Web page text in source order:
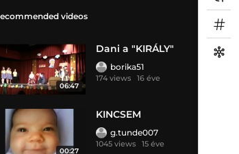
videos
06:47
Dani a "KIRÁLY"
borika51
174 views 16 éve
00:27
KINCSEM
g.tunde007
1045 views 15 éve